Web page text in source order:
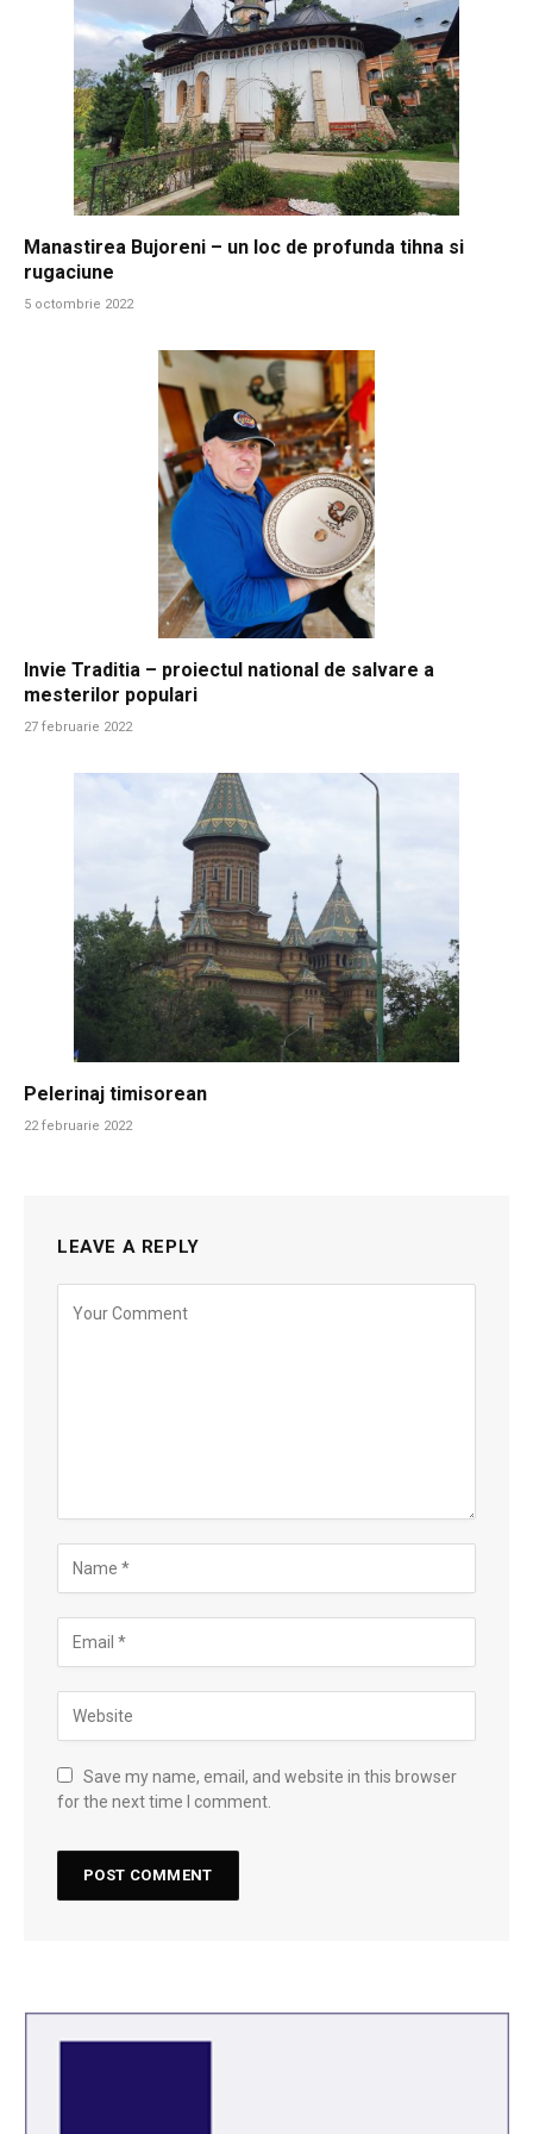
Manastirea Bujoreni – un loc de profunda tihna si
rugaciune
5 octombrie 2022
Invie Traditia – proiectul national de salvare a
mesterilor populari
27 februarie 2022
Pelerinaj timisorean
22 februarie 2022
LEAVE A REPLY
Save my name, email, and website in this browser
for the next time I comment.